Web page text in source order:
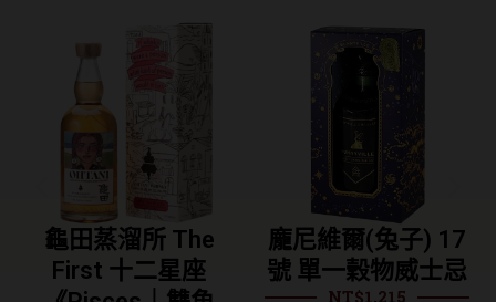
龐尼維爾(兔子) 17
號 單一穀物威士忌
NT$1,215
龐尼維爾 烏龍茶
桶 單一麥芽威士
NT$ 995